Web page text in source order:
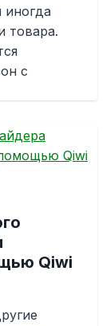
товара.
с
Qiwi